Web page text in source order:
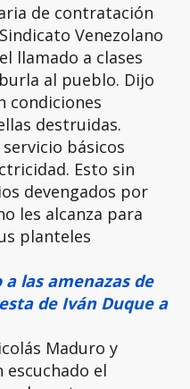
de contratación
Venezolano
llamado a clases
al pueblo. Dijo
condiciones
destruidas.
básicos
Esto sin
devengados por
les alcanza para
planteles
las amenazas de
de Iván Duque a
Maduro y
el